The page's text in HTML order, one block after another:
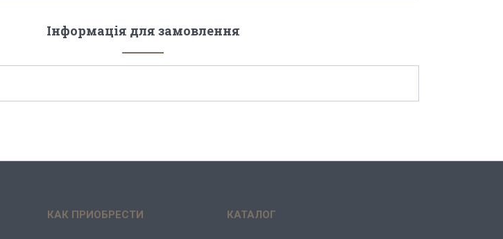
Інформація для замовлення
КАК ПРИОБРЕСТИ КАТАЛОГ